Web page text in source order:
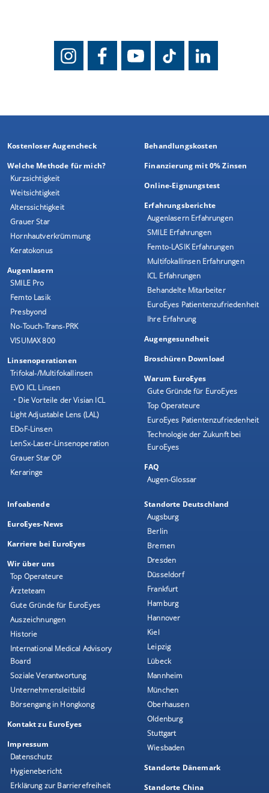
Kostenloser Augencheck
Welche Methode für mich?
Kurzsichtigkeit
Weitsichtigkeit
Alterssichtigkeit
Grauer Star
Hornhautverkrümmung
Keratokonus
Augenlasern
SMILE Pro
Femto Lasik
Presbyond
No-Touch-Trans-PRK
VISUMAX 800
Linsenoperationen
Trifokal-/Multifokallinsen
EVO ICL Linsen
• Die Vorteile der Visian ICL
Light Adjustable Lens (LAL)
EDoF-Linsen
LenSx-Laser-Linsenoperation
Grauer Star OP
Keraringe
Behandlungskosten
Finanzierung mit 0% Zinsen
Online-Eignungstest
Erfahrungsberichte
Augenlasern Erfahrungen
SMILE Erfahrungen
Femto-LASIK Erfahrungen
Multifokallinsen Erfahrungen
ICL Erfahrungen
Behandelte Mitarbeiter
EuroEyes Patientenzufriedenheit
Ihre Erfahrung
Augengesundheit
Broschüren Download
Warum EuroEyes
Gute Gründe für EuroEyes
Top Operateure
EuroEyes Patientenzufriedenheit
Technologie der Zukunft bei
EuroEyes
FAQ
Augen-Glossar
Infoabende
EuroEyes-News
Karriere bei EuroEyes
Wir über uns
Top Operateure
Ärzteteam
Gute Gründe für EuroEyes
Auszeichnungen
Historie
International Medical Advisory
Board
Soziale Verantwortung
Unternehmensleitbild
Börsengang in Hongkong
Kontakt zu EuroEyes
Impressum
Datenschutz
Hygienebericht
Erklärung zur Barrierefreiheit
Standorte Deutschland
Augsburg
Berlin
Bremen
Dresden
Düsseldorf
Frankfurt
Hamburg
Hannover
Kiel
Leipzig
Lübeck
Mannheim
München
Oberhausen
Oldenburg
Stuttgart
Wiesbaden
Standorte Dänemark
Standorte China